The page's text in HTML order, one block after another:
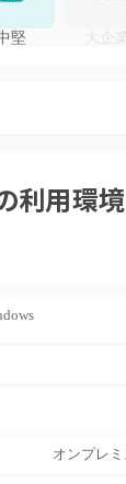
堅 大企業
利用環
オンプレ